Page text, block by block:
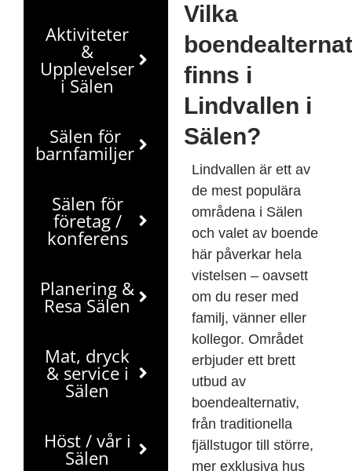
Aktiviteter
&
Upplevelser
i Sälen
Sälen för
barnfamiljer
Sälen för
företag /
konferens
Planering &
Resa Sälen
Mat, dryck
& service i
Sälen
Höst / vår i
Sälen
Vilka
finns i
Lindvallen i
Sälen?
Lindvallen är ett av
de mest populära
områdena i Sälen
och valet av boende
här påverkar hela
vistelsen – oavsett
om du reser med
familj, vänner eller
kollegor. Området
erbjuder ett brett
utbud av
boendealternativ,
från traditionella
fjällstugor till större,
mer exklusiva hus